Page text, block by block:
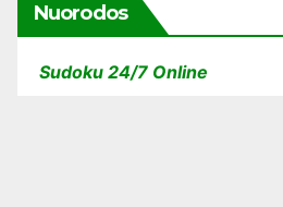
Nuorodos
Sudoku 24/7 Online